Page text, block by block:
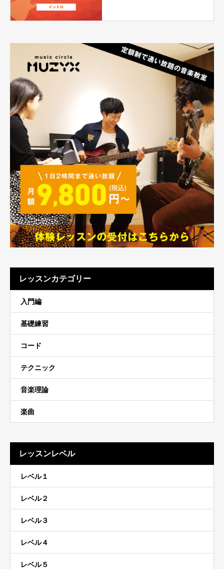
レッスンカテゴリー
入門編
基礎練習
コード
テクニック
音楽理論
楽曲
レッスンレベル
レベル１
レベル２
レベル３
レベル４
レベル５